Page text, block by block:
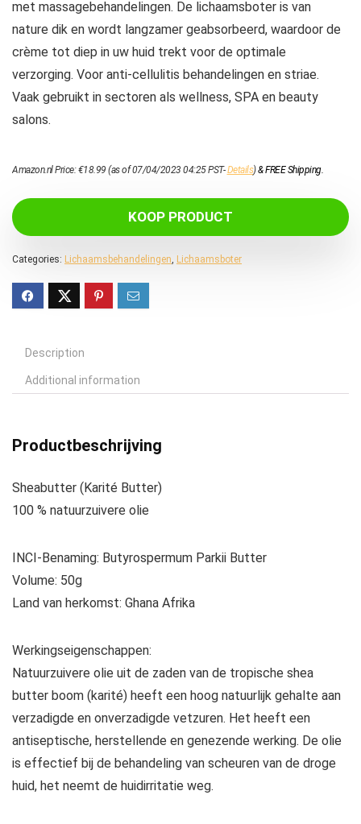
met massagebehandelingen. De lichaamsboter is van
nature dik en wordt langzamer geabsorbeerd, waardoor de
crème tot diep in uw huid trekt voor de optimale
verzorging. Voor anti-cellulitis behandelingen en striae.
Vaak gebruikt in sectoren als wellness, SPA en beauty
salons.
Amazon.nl Price:€18.99 (as of 07/04/2023 04:25 PST-Details)&FREE Shipping.
KOOP PRODUCT
Categories: Lichaamsbehandelingen, Lichaamsboter
Description
Additional information
Productbeschrijving
Sheabutter (Karité Butter)
100 % natuurzuivere olie
INCI-Benaming: Butyrospermum Parkii Butter
Volume: 50g
Land van herkomst: Ghana Afrika
Werkingseigenschappen:
Natuurzuivere olie uit de zaden van de tropische shea
butter boom (karité) heeft een hoog natuurlijk gehalte aan
verzadigde en onverzadigde vetzuren. Het heeft een
antiseptische, herstellende en genezende werking. De olie
is effectief bij de behandeling van scheuren van de droge
huid, het neemt de huidirritatie weg.